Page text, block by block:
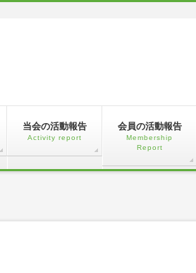
当会の活動報告
Activity report
会員の活動報告
Membership
Report